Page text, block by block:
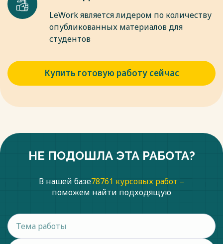
LeWork является лидером по количеству
опубликованных материалов для
студентов
Купить готовую работу сейчас
НЕ ПОДОШЛА ЭТА РАБОТА?
В нашей базе78761 курсовых работ –
поможем найти подходящую